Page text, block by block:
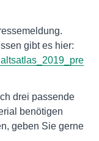
gibt es hier:
drei passende
benötigen
geben Sie gerne